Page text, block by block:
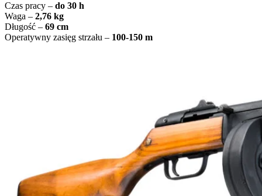
Czas pracy – do 30 h
Waga – 2,76 kg
Długość – 69 cm
Operatywny zasięg strzału – 100-150 m